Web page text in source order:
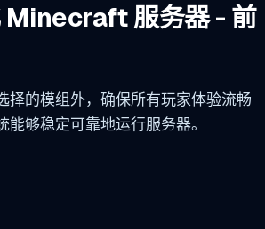
Minecraft 服务器 - 前
择的模组外，确保所有玩家体验流畅
够稳定可靠地运行服务器。